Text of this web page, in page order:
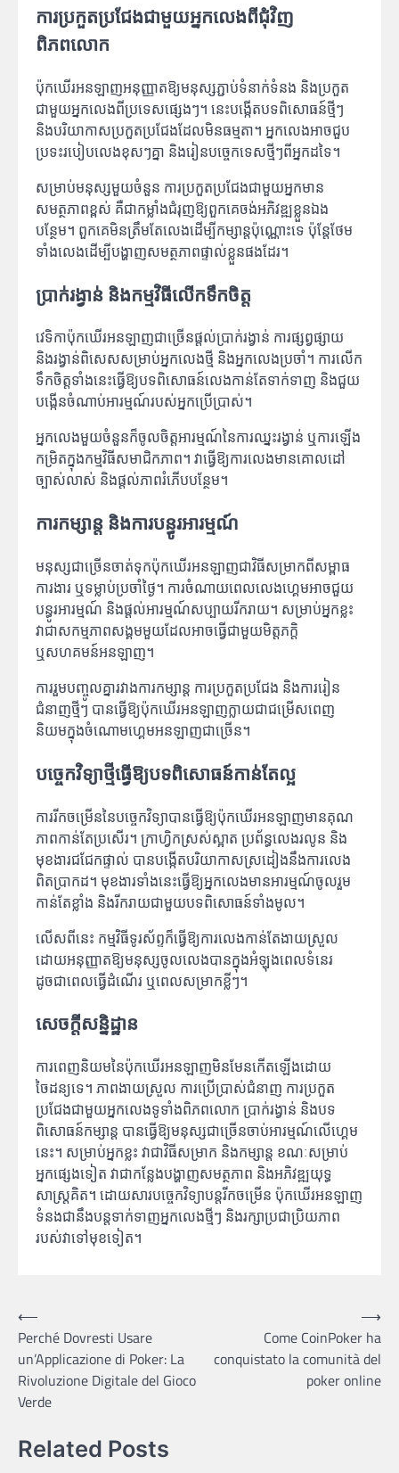
ការប្រកួតប្រជែងជាមួយអ្នកលេងពីជុំវិញ
ពិភពលោក
ប៉ុកឃើរអនឡាញអនុញ្ញាតឱ្យមនុស្សភ្ជាប់ទំនាក់ទំនង និងប្រកួត
ជាមួយអ្នកលេងពីប្រទេសផ្សេងៗ។ នេះបង្កើតបទពិសោធន៍ថ្មីៗ
និងបរិយាកាសប្រកួតប្រជែងដែលមិនធម្មតា។ អ្នកលេងអាចជួប
ប្រទះរបៀបលេងខុសៗគ្នា និងរៀនបច្ចេកទេសថ្មីៗពីអ្នកដទៃ។
សម្រាប់មនុស្សមួយចំនួន ការប្រកួតប្រជែងជាមួយអ្នកមាន
សមត្ថភាពខ្ពស់ គឺជាកម្លាំងជំរុញឱ្យពួកគេចង់អភិវឌ្ឍខ្លួនឯង
បន្ថែម។ ពួកគេមិនត្រឹមតែលេងដើម្បីកម្សាន្តប៉ុណ្ណោះទេ ប៉ុន្តែថែម
ទាំងលេងដើម្បីបង្ហាញសមត្ថភាពផ្ទាល់ខ្លួនផងដែរ។
ប្រាក់រង្វាន់ និងកម្មវិធីលើកទឹកចិត្ត
វេទិកាប៉ុកឃើរអនឡាញជាច្រើនផ្តល់ប្រាក់រង្វាន់ ការផ្សព្វផ្សាយ
និងរង្វាន់ពិសេសសម្រាប់អ្នកលេងថ្មី និងអ្នកលេងប្រចាំ។ ការលើក
ទឹកចិត្តទាំងនេះធ្វើឱ្យបទពិសោធន៍លេងកាន់តែទាក់ទាញ និងជួយ
បង្កើនចំណាប់អារម្មណ៍របស់អ្នកប្រើប្រាស់។
អ្នកលេងមួយចំនួនក៏ចូលចិត្តអារម្មណ៍នៃការឈ្នះរង្វាន់ ឬការឡើង
កម្រិតក្នុងកម្មវិធីសមាជិកភាព។ វាធ្វើឱ្យការលេងមានគោលដៅ
ច្បាស់លាស់ និងផ្តល់ភាពរំភើបបន្ថែម។
ការកម្សាន្ត និងការបន្ធូរអារម្មណ៍
មនុស្សជាច្រើនចាត់ទុកប៉ុកឃើរអនឡាញជាវិធីសម្រាកពីសម្ពាធ
ការងារ ឬទម្លាប់ប្រចាំថ្ងៃ។ ការចំណាយពេលលេងហ្គេមអាចជួយ
បន្ធូរអារម្មណ៍ និងផ្តល់អារម្មណ៍សប្បាយរីករាយ។ សម្រាប់អ្នកខ្លះ
វាជាសកម្មភាពសង្គមមួយដែលអាចធ្វើជាមួយមិត្តភក្តិ
ឬសហគមន៍អនឡាញ។
ការរួមបញ្ចូលគ្នារវាងការកម្សាន្ត ការប្រកួតប្រជែង និងការរៀន
ជំនាញថ្មីៗ បានធ្វើឱ្យប៉ុកឃើរអនឡាញក្លាយជាជម្រើសពេញ
និយមក្នុងចំណោមហ្គេមអនឡាញជាច្រើន។
បច្ចេកវិទ្យាថ្មីធ្វើឱ្យបទពិសោធន៍កាន់តែល្អ
ការរីកចម្រើននៃបច្ចេកវិទ្យាបានធ្វើឱ្យប៉ុកឃើរអនឡាញមានគុណ
ភាពកាន់តែប្រសើរ។ ក្រាហ្វិកស្រស់ស្អាត ប្រព័ន្ធលេងរលូន និង
មុខងារជជែកផ្ទាល់ បានបង្កើតបរិយាកាសស្រដៀងនឹងការលេង
ពិតប្រាកដ។ មុខងារទាំងនេះធ្វើឱ្យអ្នកលេងមានអារម្មណ៍ចូលរួម
កាន់តែខ្លាំង និងរីករាយជាមួយបទពិសោធន៍ទាំងមូល។
លើសពីនេះ កម្មវិធីទូរស័ព្ទក៏ធ្វើឱ្យការលេងកាន់តែងាយស្រួល
ដោយអនុញ្ញាតឱ្យមនុស្សចូលលេងបានក្នុងអំឡុងពេលទំនេរ
ដូចជាពេលធ្វើដំណើរ ឬពេលសម្រាកខ្លីៗ។
សេចក្តីសន្និដ្ឋាន
ការពេញនិយមនៃប៉ុកឃើរអនឡាញមិនមែនកើតឡើងដោយ
ចៃដន្យទេ។ ភាពងាយស្រួល ការប្រើប្រាស់ជំនាញ ការប្រកួត
ប្រជែងជាមួយអ្នកលេងទូទាំងពិភពលោក ប្រាក់រង្វាន់ និងបទ
ពិសោធន៍កម្សាន្ត បានធ្វើឱ្យមនុស្សជាច្រើនចាប់អារម្មណ៍លើហ្គេម
នេះ។ សម្រាប់អ្នកខ្លះ វាជាវិធីសម្រាក និងកម្សាន្ត ខណៈសម្រាប់
អ្នកផ្សេងទៀត វាជាកន្លែងបង្ហាញសមត្ថភាព និងអភិវឌ្ឍយុទ្ធ
សាស្ត្រគិត។ ដោយសារបច្ចេកវិទ្យាបន្តរីកចម្រើន ប៉ុកឃើរអនឡាញ
ទំនងជានឹងបន្តទាក់ទាញអ្នកលេងថ្មីៗ និងរក្សាប្រជាប្រិយភាព
របស់វាទៅមុខទៀត។
Post
navigation
⟵
Perché Dovresti Usare
un’Applicazione di Poker: La
Rivoluzione Digitale del Gioco
Verde
Come CoinPoker ha
conquistato la comunità del
poker online
⟶
Related Posts